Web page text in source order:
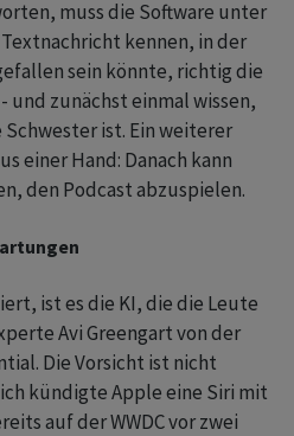
muss die Software unter
kennen, in der
sein könnte, richtig die
zunächst einmal wissen,
ist. Ein weiterer
einer Hand: Danach kann
den Podcast abzuspielen.
ist es die KI, die die Leute
Avi Greengart von der
Die Vorsicht ist nicht
kündigte Apple eine Siri mit
auf der WWDC vor zwei